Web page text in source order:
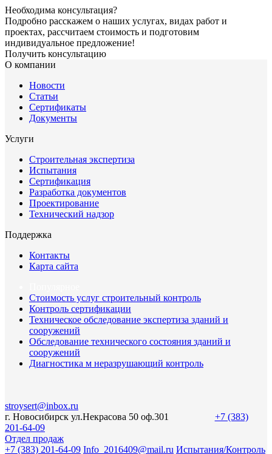
Необходима консультация?
Подробно расскажем о наших услугах, видах работ и
проектах, рассчитаем стоимость и подготовим
индивидуальное предложение!
Получить консультацию
О компании
Новости
Статьи
Сертификаты
Документы
Услуги
Строительная экспертиза
Испытания
Сертификация
Разработка документов
Проектирование
Технический надзор
Поддержка
Контакты
Карта сайта
Стоимость услуг строительный контроль
Контроль сертификации
Техническое обследование экспертиза зданий и
сооружений
Обследование технического состояния зданий и
сооружений
Диагностика м неразрушающий контроль
stroysert@inbox.ru
г. Новосибирск ул.Некрасова 50 оф.301
+7 (383)
201-64-09
Отдел продаж
+7 (383) 201-64-09 Info_2016409@mail.ru Испытания/Контроль